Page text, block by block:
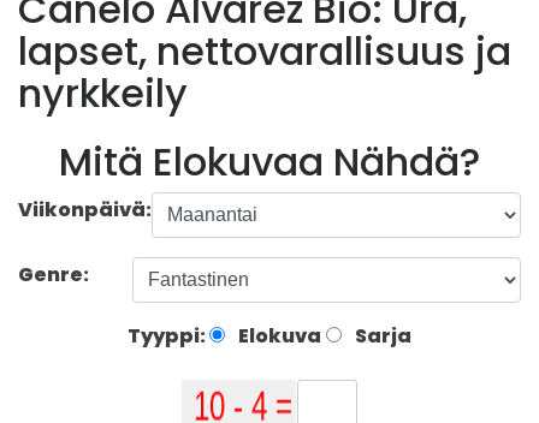
lapset, nettovarallisuus ja
nyrkkeily
Mitä Elokuvaa Nähdä?
Viikonpäivä:
Genre:
Tyyppi: Elokuva Sarja